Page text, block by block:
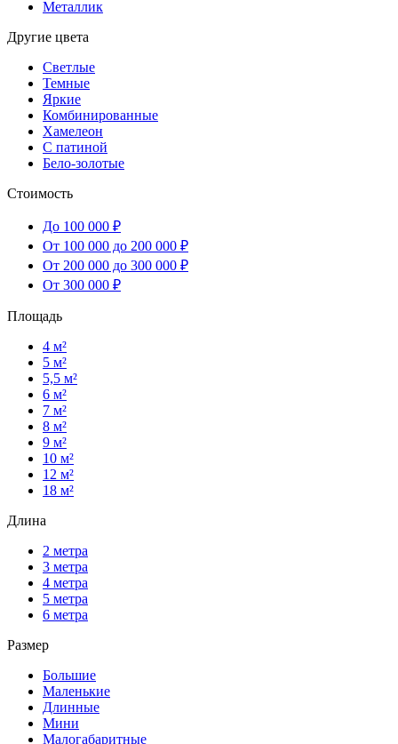
Металлик
Другие цвета
Светлые
Темные
Яркие
Комбинированные
Хамелеон
С патиной
Бело-золотые
Стоимость
До 100 000 ₽
От 100 000 до 200 000 ₽
От 200 000 до 300 000 ₽
От 300 000 ₽
Площадь
4 м²
5 м²
5,5 м²
6 м²
7 м²
8 м²
9 м²
10 м²
12 м²
18 м²
Длина
2 метра
3 метра
4 метра
5 метра
6 метра
Размер
Большие
Маленькие
Длинные
Мини
Малогабаритные